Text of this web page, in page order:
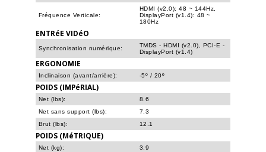
Fréquence Verticale:
HDMI (v2.0): 48 ~ 144Hz,
DisplayPort (v1.4): 48 ~
180Hz
ENTRéE VIDéO
Synchronisation numérique:
TMDS - HDMI (v2.0), PCI-E -
DisplayPort (v1.4)
ERGONOMIE
Inclinaison (avant/arrière): -5º / 20º
POIDS (IMPéRIAL)
Net (lbs):
8.6
Net sans support (lbs):
7.3
Brut (lbs):
12.1
POIDS (MéTRIQUE)
Net (kg):
3.9